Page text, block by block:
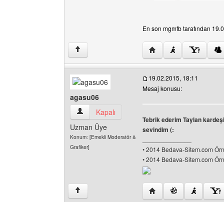
En son mgmfb tarafından
↑ Yazarın web sitesini
agasu06
agasu06 Kullanıcının profilini görüntüle
Kapalı
Uzman Üye
Konum: [Emekli Moderatör &
Grafiker]
19.02.2015, 18:11
Mesaj konusu:
Tebrik ederim Taylan
sevindim (:
• 2014 Bedava-Sitem.com
• 2014 Bedava-Sitem.com
↑ Yazarın web sitesini